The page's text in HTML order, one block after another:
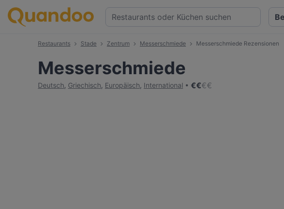
Restaurants Stade Zentrum Messerschmiede Messerschmiede Rezensionen
Messerschmiede
Deutsch, Griechisch, Europäisch, International €€€€